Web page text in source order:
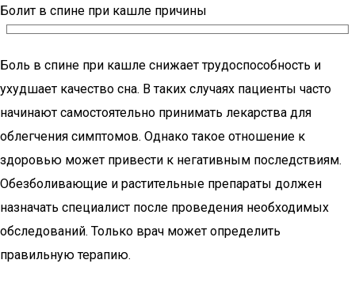
Болит в спине при кашле причины
Боль в спине при кашле снижает трудоспособность и
ухудшает качество сна. В таких случаях пациенты часто
начинают самостоятельно принимать лекарства для
облегчения симптомов. Однако такое отношение к
здоровью может привести к негативным последствиям.
Обезболивающие и растительные препараты должен
назначать специалист после проведения необходимых
обследований. Только врач может определить
правильную терапию.